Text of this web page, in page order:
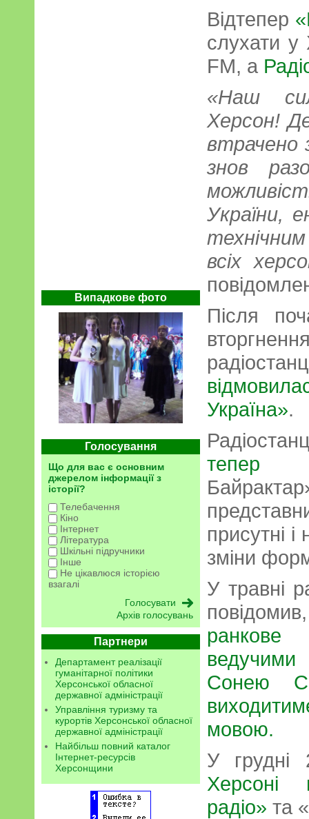
Випадкове фото
Голосування
Що для вас є основним
джерелом інформації з
історії?
Телебачення
Кіно
Інтернет
Література
Шкільні підручники
Інше
Не цікавлюся історією
взагалі
Архів голосувань
Партнери
Департамент реалізації
гуманітарної політики
Херсонської обласної
державної адміністрації
Управління туризму та
курортів Херсонської обласної
державної адміністрації
Найбільш повний каталог
Інтернет-ресурсів
Херсонщини
Відтепер
слухати у
FM, а
«Наш
Херсон!
втрачено
знов
України,
всіх
Після
Україна».
тепер
присутні
зміни
У травні
Сонею
мовою.
У
Херсоні
радіо» та